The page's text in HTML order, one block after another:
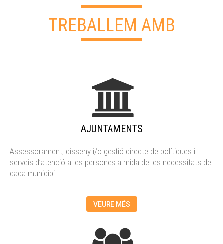
TREBALLEM AMB
AJUNTAMENTS
Assessorament, disseny i/o gestió directe de polítiques i
serveis d’atenció a les persones a mida de les necessitats de
cada municipi.
VEURE MÉS